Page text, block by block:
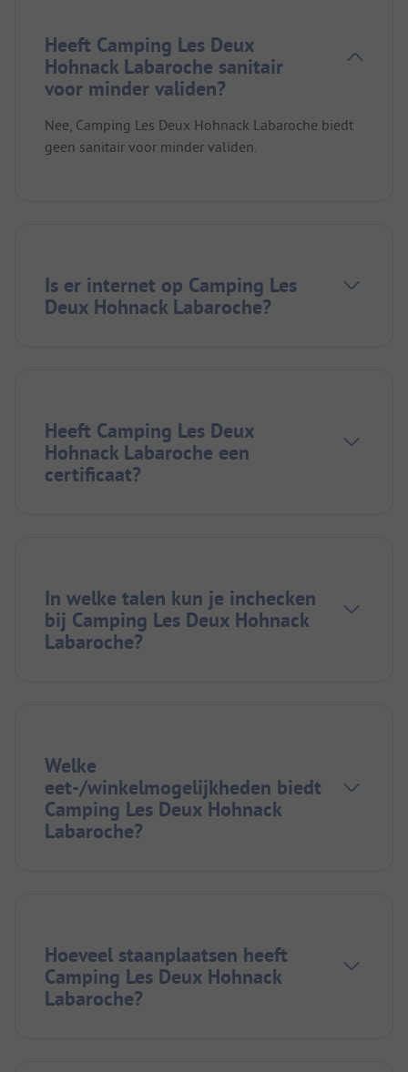
Heeft Camping Les Deux
Hohnack Labaroche sanitair
voor minder validen?
Nee, Camping Les Deux Hohnack Labaroche biedt
geen sanitair voor minder validen.
Is er internet op Camping Les
Deux Hohnack Labaroche?
Heeft Camping Les Deux
Hohnack Labaroche een
certificaat?
In welke talen kun je inchecken
bij Camping Les Deux Hohnack
Labaroche?
Welke
eet-/winkelmogelijkheden biedt
Camping Les Deux Hohnack
Labaroche?
Hoeveel staanplaatsen heeft
Camping Les Deux Hohnack
Labaroche?